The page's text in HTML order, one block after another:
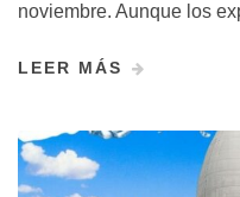
noviembre. Aunque los
LEER MÁS